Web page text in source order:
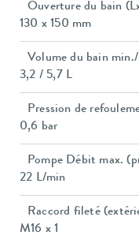
Ouverture du bain
130 x 150 mm
Volume du bain
3,2 / 5,7 L
Pression de
0,6 bar
Pompe Débit max.
22 L/min
Raccord fileté
M16 x 1